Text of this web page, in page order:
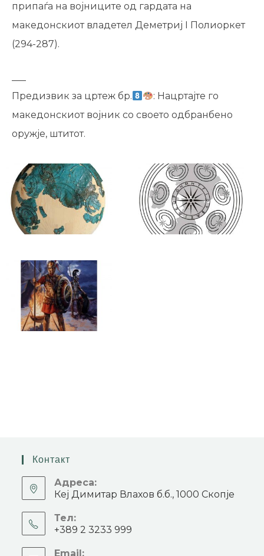
припаѓа на војниците од гардата на
македонскиот владетел Деметриј I Полиоркет
(294-287).
Предизвик за цртеж бр.
: Нацртајте го
македонскиот војник со своето одбранбено
оружје, штитот.
Контакт
Адреса:
Кеј Димитар Влахов б.б., 1000 Скопје
Тел:
+389 2 3233 999
Email: